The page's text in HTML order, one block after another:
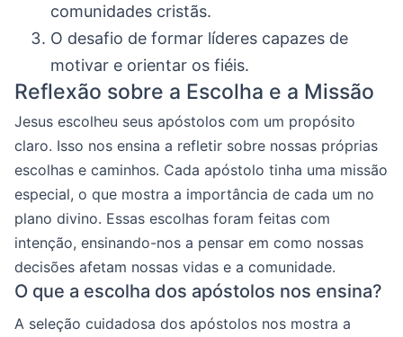
comunidades cristãs.
O desafio de formar líderes capazes de
motivar e orientar os fiéis.
Reflexão sobre a Escolha e a Missão
Jesus escolheu seus apóstolos com um propósito
claro. Isso nos ensina a refletir sobre nossas próprias
escolhas e caminhos. Cada apóstolo tinha uma missão
especial, o que mostra a importância de cada um no
plano divino. Essas escolhas foram feitas com
intenção, ensinando-nos a pensar em como nossas
decisões afetam nossas vidas e a comunidade.
O que a escolha dos apóstolos nos ensina?
A seleção cuidadosa dos apóstolos nos mostra a